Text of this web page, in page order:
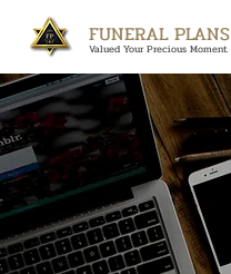
FUNERAL PLANS
Valued Your Precious Moment